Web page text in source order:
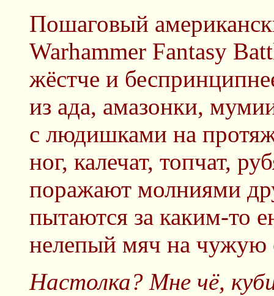
Пошаговый
Warhammer Fantasy
жёстче и
из ада, амазонки,
с людишками на
ног, калечат, топчат,
поражают молниями
пытаются за каким-то
нелепый мяч на чужую
Настолка? Мне чё,